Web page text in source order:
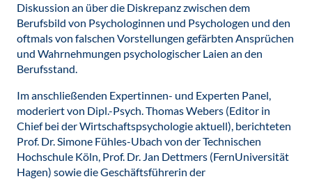
Diskussion an über die Diskrepanz zwischen dem
Berufsbild von Psychologinnen und Psychologen und den
oftmals von falschen Vorstellungen gefärbten Ansprüchen
und Wahrnehmungen psychologischer Laien an den
Berufsstand.
Im anschließenden Expertinnen- und Experten Panel,
moderiert von Dipl.-Psych. Thomas Webers (Editor in
Chief bei der Wirtschaftspsychologie aktuell), berichteten
Prof. Dr. Simone Fühles-Ubach von der Technischen
Hochschule Köln, Prof. Dr. Jan Dettmers (FernUniversität
Hagen) sowie die Geschäftsführerin der